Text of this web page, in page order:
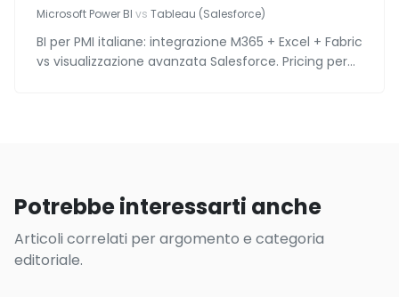
Microsoft Power BI vs Tableau (Salesforce)
BI per PMI italiane: integrazione M365 + Excel + Fabric
vs visualizzazione avanzata Salesforce. Pricing per
Potrebbe interessarti anche
Articoli correlati per argomento e categoria
editoriale.